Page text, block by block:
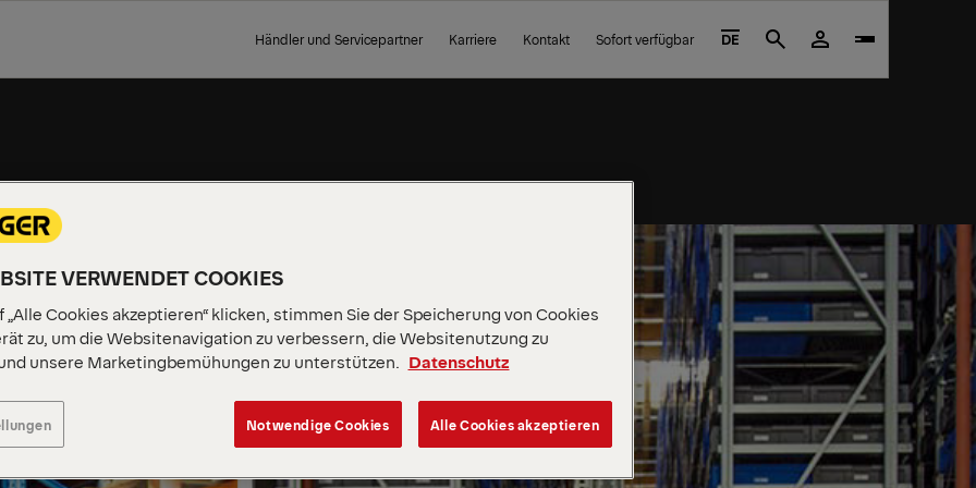
Händler und Servicepartner Karriere Kontakt Sofort verfügbar DE Search
&
VERWENDET COOKIES
„Alle Cookies akzeptieren“ klicken, stimmen Sie der Speicherung von Cookies
zu, um die Websitenavigation zu verbessern, die Websitenutzung zu
unsere Marketingbemühungen zu unterstützen.
Datenschutz
Notwendige Cookies Alle Cookies akzeptieren